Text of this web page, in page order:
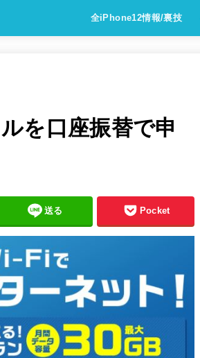
全iPhone12情報/裏技
を口座振替で申
送る Pocket